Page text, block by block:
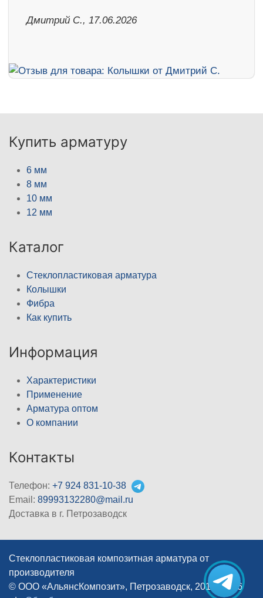
Дмитрий С., 17.06.2026
Купить арматуру
6 мм
8 мм
10 мм
12 мм
Каталог
Стеклопластиковая арматура
Колышки
Фибра
Как купить
Информация
Характеристики
Применение
Арматура оптом
О компании
Контакты
Телефон: +7 924 831-10-38
Email: 89993132280@mail.ru
Доставка в г. Петрозаводск
Стеклопластиковая композитная арматура от
производителя
© ООО «АльянсКомпозит», Петрозаводск, 2012–2026